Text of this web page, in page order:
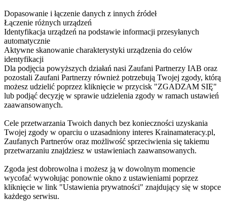
Dopasowanie i łączenie danych z innych źródeł
Łączenie różnych urządzeń
Identyfikacja urządzeń na podstawie informacji przesyłanych
automatycznie
Aktywne skanowanie charakterystyki urządzenia do celów
identyfikacji
Dla podjęcia powyższych działań nasi Zaufani Partnerzy IAB oraz
pozostali Zaufani Partnerzy również potrzebują Twojej zgody, którą
możesz udzielić poprzez kliknięcie w przycisk "ZGADZAM SIĘ"
lub podjąć decyzję w sprawie udzielenia zgody w ramach ustawień
zaawansowanych.
Cele przetwarzania Twoich danych bez konieczności uzyskania
Twojej zgody w oparciu o uzasadniony interes Krainamateracy.pl,
Zaufanych Partnerów oraz możliwość sprzeciwienia się takiemu
przetwarzaniu znajdziesz w ustawieniach zaawansowanych.
Zgoda jest dobrowolna i możesz ją w dowolnym momencie
wycofać wywołując ponownie okno z ustawieniami poprzez
kliknięcie w link "Ustawienia prywatności" znajdujący się w stopce
każdego serwisu.